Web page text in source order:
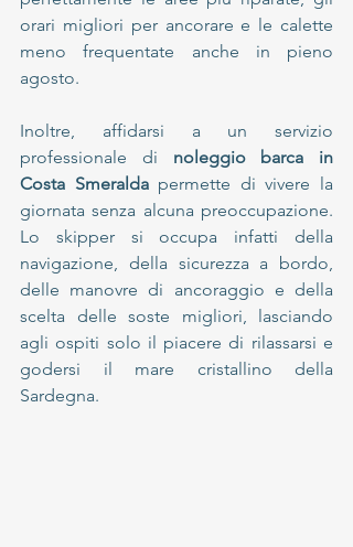
orari migliori per ancorare e le calette
meno frequentate anche in pieno
agosto.
Inoltre, affidarsi a un servizio
professionale di noleggio barca in
Costa Smeralda permette di vivere la
giornata senza alcuna preoccupazione.
Lo skipper si occupa infatti della
navigazione, della sicurezza a bordo,
delle manovre di ancoraggio e della
scelta delle soste migliori, lasciando
agli ospiti solo il piacere di rilassarsi e
godersi il mare cristallino della
Sardegna.